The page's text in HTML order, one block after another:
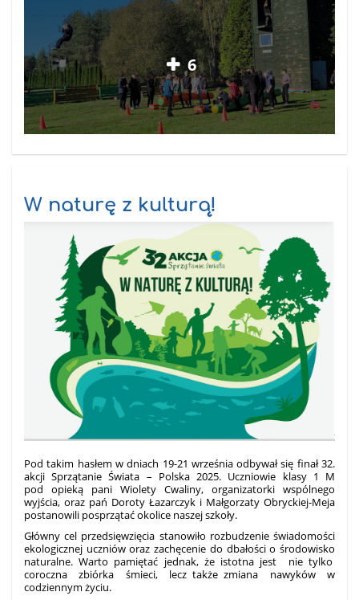
6
W naturę z kulturą!
Pod takim hasłem w dniach 19-21 września odbywał się finał 32.
akcji Sprzątanie Świata – Polska 2025. Uczniowie klasy 1 M
pod opieką pani Wiolety Cwaliny, organizatorki wspólnego
wyjścia, oraz pań Doroty Łazarczyk i Małgorzaty Obryckiej-Meja
postanowili posprzątać okolice naszej szkoły.
Główny cel przedsięwzięcia stanowiło rozbudzenie świadomości
ekologicznej uczniów oraz zachęcenie do dbałości o środowisko
naturalne. Warto pamiętać jednak, że istotna jest nie tylko
coroczna zbiórka śmieci, lecz także zmiana nawyków w
codziennym życiu.